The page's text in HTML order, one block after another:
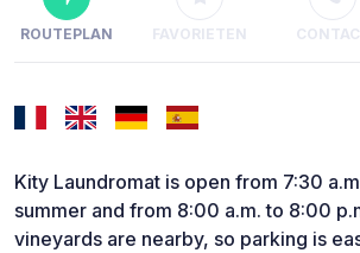
ROUTEPLAN FAVORIETEN
Kity Laundromat is open from 7:30
summer and from 8:00 a.m. to 8:00
vineyards are nearby, so parking is